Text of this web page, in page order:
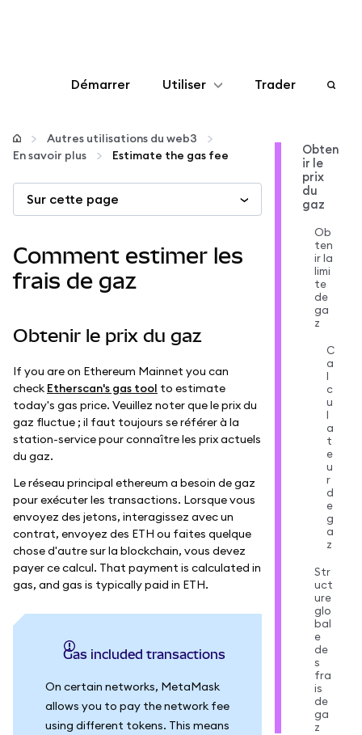
Démarrer Utiliser
Configurer
Autres utilisations du web3
Restez en sécurité
Trader
Autres utilisations du web3
En savoir plus
Estimate the gas fee
Sur cette page
Comment estimer les
frais de gaz
Obtenir le prix du gaz
If you are on Ethereum Mainnet you can
check Etherscan's gas tool to estimate
today's gas price. Veuillez noter que le prix du
gaz fluctue ; il faut toujours se référer à la
station-service pour connaître les prix actuels
du gaz.
Le réseau principal ethereum a besoin de gaz
pour exécuter les transactions. Lorsque vous
envoyez des jetons, interagissez avec un
contrat, envoyez des ETH ou faites quelque
chose d'autre sur la blockchain, vous devez
payer ce calcul. That payment is calculated in
gas, and gas is typically paid in ETH.
Gas included transactions
On certain networks, MetaMask
allows you to pay the network fee
using different tokens. This means
Obten
ir le
prix
du
gaz
Ob
ten
ir la
limi
te
de
ga
z
C
a
l
c
u
l
a
t
e
u
r
d
e
g
a
z
Str
uct
ure
glo
bal
e
de
s
fra
is
de
ga
z